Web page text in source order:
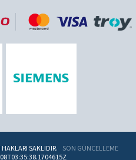
SAKLIDIR.
SON GÜNCELLEME